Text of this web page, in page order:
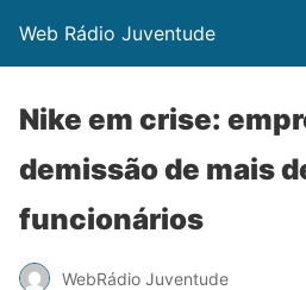
Web Rádio Juventude
Nike em crise:
demissão de mais
funcionários
WebRádio Juventude